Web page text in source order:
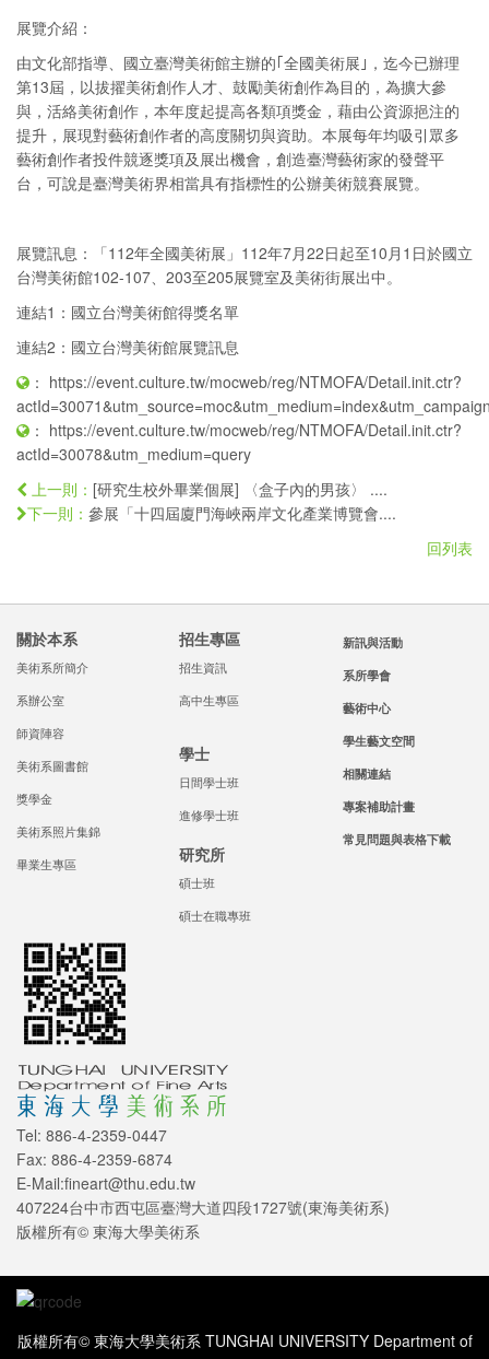
展覽介紹：
由文化部指導、國立臺灣美術館主辦的｢全國美術展｣，迄今已辦理
第13屆，以拔擢美術創作人才、鼓勵美術創作為目的，為擴大參
與，活絡美術創作，本年度起提高各類項獎金，藉由公資源挹注的
提升，展現對藝術創作者的高度關切與資助。本展每年均吸引眾多
藝術創作者投件競逐獎項及展出機會，創造臺灣藝術家的發聲平
台，可說是臺灣美術界相當具有指標性的公辦美術競賽展覽。
展覽訊息：「112年全國美術展」112年7月22日起至10月1日於國立
台灣美術館102-107、203至205展覽室及美術街展出中。
連結1：國立台灣美術館得獎名單
連結2：國立台灣美術館展覽訊息
： https://event.culture.tw/mocweb/reg/NTMOFA/Detail.init.ctr?
： https://event.culture.tw/mocweb/reg/NTMOFA/Detail.init.ctr?
actId=30078&utm_medium=query
上一則： [研究生校外畢業個展] 〈盒子內的男孩〉 ....
下一則： 參展「十四屆廈門海峽兩岸文化產業博覽會....
回列表
關於本系
美術系所簡介
系辦公室
師資陣容
美術系圖書館
獎學金
美術系照片集錦
畢業生專區
招生專區
招生資訊
高中生專區
學士
日間學士班
進修學士班
研究所
碩士班
碩士在職專班
新訊與活動
系所學會
藝術中心
學生藝文空間
相關連結
專案補助計畫
常見問題與表格下載
Tel: 886-4-2359-0447
Fax: 886-4-2359-6874
E-Mail:fineart@thu.edu.tw
407224台中市西屯區臺灣大道四段1727號(東海美術系)
版權所有© 東海大學美術系
版權所有© 東海大學美術系 TUNGHAI UNIVERSITY Department of